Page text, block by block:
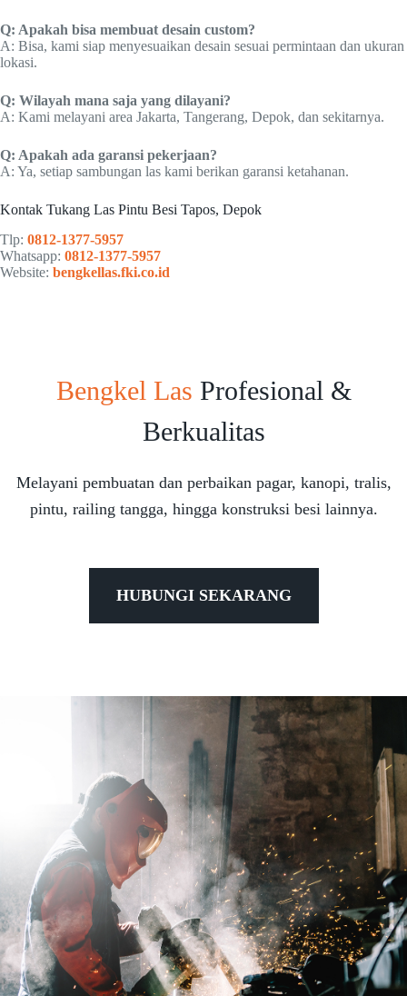
Q: Apakah bisa membuat desain custom?
A: Bisa, kami siap menyesuaikan desain sesuai permintaan dan ukuran
lokasi.
Q: Wilayah mana saja yang dilayani?
A: Kami melayani area Jakarta, Tangerang, Depok, dan sekitarnya.
Q: Apakah ada garansi pekerjaan?
A: Ya, setiap sambungan las kami berikan garansi ketahanan.
Kontak Tukang Las Pintu Besi Tapos, Depok
Tlp: 0812-1377-5957
Whatsapp: 0812-1377-5957
Website: bengkellas.fki.co.id
Bengkel Las Profesional &
Berkualitas
Melayani pembuatan dan perbaikan pagar, kanopi, tralis,
pintu, railing tangga, hingga konstruksi besi lainnya.
HUBUNGI SEKARANG